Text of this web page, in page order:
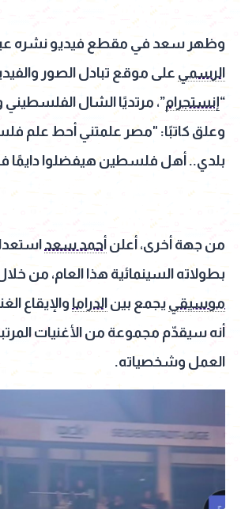
وظهر سعد في مقطع فيديو نشره
الرسمي على موقع تبادل الصور
“إنستجرام”، مرتديًا الشال الفلسطيني
وعلق كاتبًا: "مصر علمتني أحط علم
بلدي.. أهل فلسطين هيفضلوا دايمًا
من جهة أخرى، أعلن أحمد سعد
بطولاته السينمائية هذا العام، من
موسيقي يجمع بين الدراما والإيقاع
أنه سيقدّم مجموعة من الأغنيات
العمل وشخصياته.